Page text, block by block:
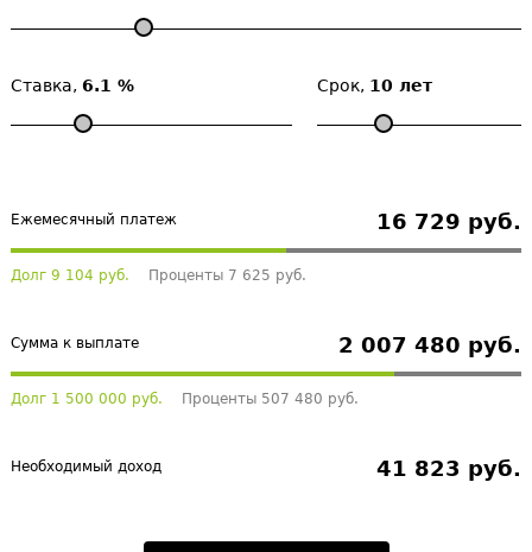
Ставка, 6.1 % Срок, 10 лет
Ежемесячный платеж 16 729 руб.
Долг 9 104 руб. Проценты 7 625 руб.
Сумма к выплате 2 007 480 руб.
Долг 1 500 000 руб. Проценты 507 480 руб.
Необходимый доход 41 823 руб.